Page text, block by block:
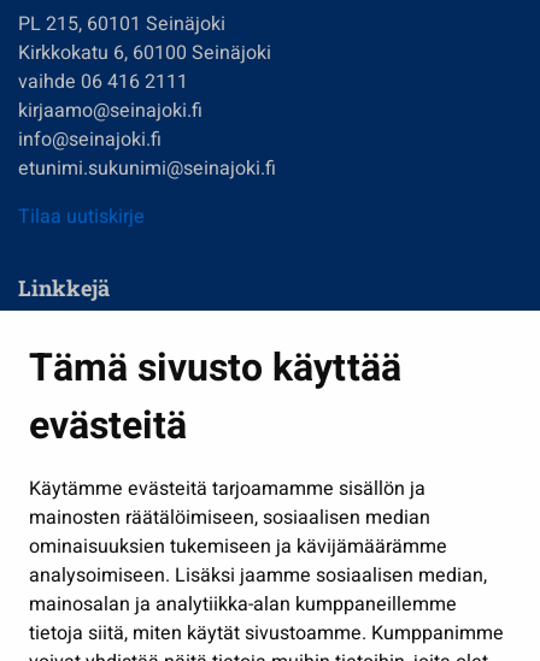
Tämä sivusto käyttää
evästeitä
Käytämme evästeitä tarjoamamme sisällön ja
mainosten räätälöimiseen, sosiaalisen median
ominaisuuksien tukemiseen ja kävijämäärämme
analysoimiseen. Lisäksi jaamme sosiaalisen median,
mainosalan ja analytiikka-alan kumppaneillemme
tietoja siitä, miten käytät sivustoamme. Kumppanimme
PL 215, 60101 Seinäjoki
Kirkkokatu 6, 60100 Seinäjoki
vaihde 06 416 2111
kirjaamo@seinajoki.fi
info@seinajoki.fi
etunimi.sukunimi@seinajoki.fi
Tilaa uutiskirje
Linkkejä
Kasvatus ja opetus
Kulttuuri ja liikunta
Työ ja yrittäminen
Osallistu ja asioi
Näytä omat evästeasetukseni